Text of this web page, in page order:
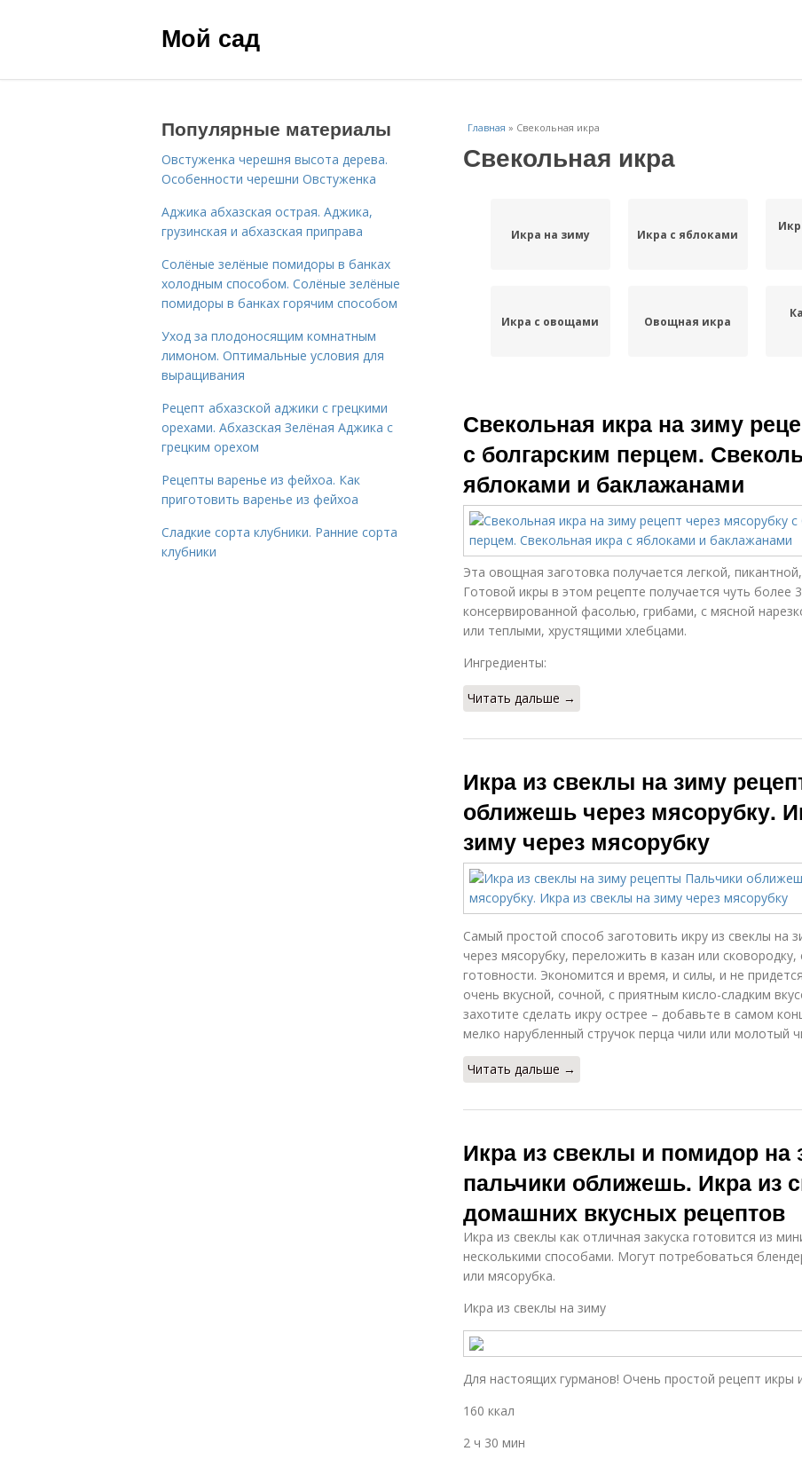
Мой сад
Главная » Свекольная икра
Свекольная икра
Икра на зиму Икра с яблоками
Икра с овощами Овощная икра
Икра с паприкой Вкусная икра
Икра из вареной
Икры из
вареной
Острая икра
Свекольная икра на зиму
с болгарским перцем.
яблоками и баклажанами
Эта овощная заготовка получается легкой,
Готовой икры в этом рецепте получается чуть более
консервированной фасолью, грибами, с мясной
или теплыми, хрустящими хлебцами.
Ингредиенты:
Читать дальше →
Икра из свеклы на зиму
оближешь через мясорубку.
зиму через мясорубку
Самый простой способ заготовить икру из свеклы на
через мясорубку, переложить в казан или
готовности. Экономится и время, и силы, и не
очень вкусной, сочной, с приятным кисло-сладким
захотите сделать икру острее – добавьте в самом
мелко нарубленный стручок перца чили или молотый
Читать дальше →
Икра из свеклы и помидор на
пальчики оближешь. Икра из
домашних вкусных рецептов
Икра из свеклы как отличная закуска готовится из
несколькими способами. Могут потребоваться
или мясорубка.
Икра из свеклы на зиму
Для настоящих гурманов! Очень простой рецепт икры
160 ккал
2 ч 30 мин
Популярные материалы
Овстуженка черешня высота дерева.
Особенности черешни Овстуженка
Аджика абхазская острая. Аджика,
грузинская и абхазская приправа
Солёные зелёные помидоры в банках
холодным способом. Солёные зелёные
помидоры в банках горячим способом
Уход за плодоносящим комнатным
лимоном. Оптимальные условия для
выращивания
Рецепт абхазской аджики с грецкими
орехами. Абхазская Зелёная Аджика с
грецким орехом
Рецепты варенье из фейхоа. Как
приготовить варенье из фейхоа
Сладкие сорта клубники. Ранние сорта
клубники